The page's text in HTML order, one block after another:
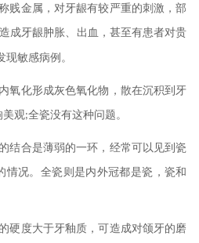
贱金属，对牙龈有较严重的刺激，部
成牙龈肿胀、出血，甚至有患者对贵
敏感病例。
氧化形成灰色氧化物，散在沉积到牙
美观;全瓷没有这种问题。
结合是薄弱的一环，经常可以见到瓷
情况。全瓷则是内外冠都是瓷，瓷和
硬度大于牙釉质，可造成对颌牙的磨